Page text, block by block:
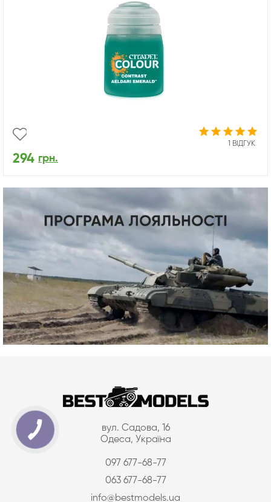
1 ВІДГУК
294 грн.
вул. Садова, 16
Одеса, Україна
097 677-68-77
063 677-68-77
info@bestmodels.ua